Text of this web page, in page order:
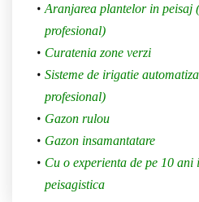
Aranjarea plantelor in peisaj
profesional)
Curatenia zone verzi
Sisteme de irigatie
profesional)
Gazon rulou
Gazon insamantatare
Cu o experienta de pe 10 ani
peisagistica